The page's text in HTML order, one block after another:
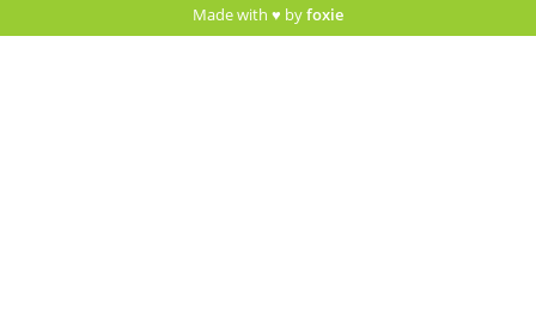
Made with ♥ byfoxie